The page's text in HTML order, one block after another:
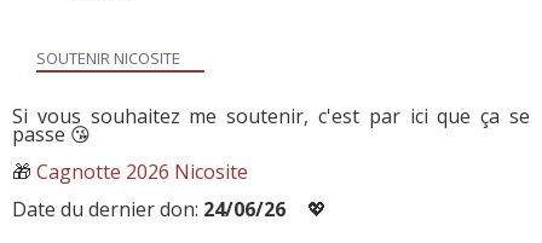
SOUTENIR NICOSITE
Si vous souhaitez me soutenir, c'est par ici que ça se
passe 😘
🎁 Cagnotte 2026 Nicosite
Date du dernier don: 24/06/26 💖